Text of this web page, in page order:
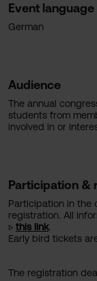
Event language
German
Audience
The annual
students from
involved in or
Participation &
Participation in the
registration. All
▷ this link.
Early bird tickets
The registration